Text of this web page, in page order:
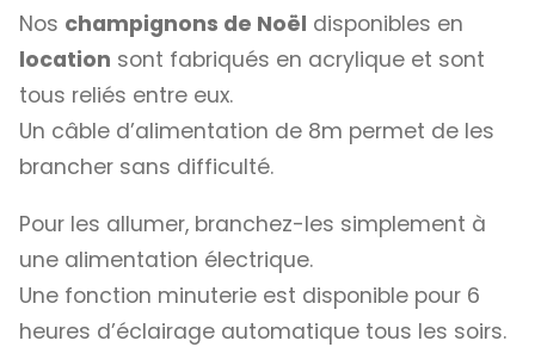
Nos champignons de Noël disponibles en
location sont fabriqués en acrylique et sont
tous reliés entre eux.
Un câble d’alimentation de 8m permet de les
brancher sans difficulté.
Pour les allumer, branchez-les simplement à
une alimentation électrique.
Une fonction minuterie est disponible pour 6
heures d’éclairage automatique tous les soirs.